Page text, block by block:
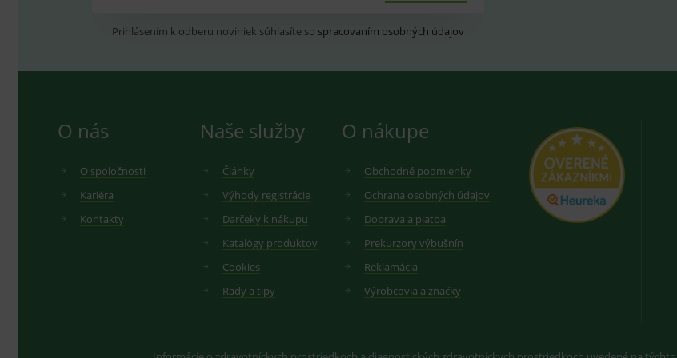
Prihlásením k odberu noviniek súhlasíte so spracovaním osobných údajov
O nás
O spoločnosti
Kariéra
Kontakty
Naše služby
Články
Výhody registrácie
Darčeky k nákupu
Katalógy produktov
Cookies
Rady a tipy
O nákupe
Obchodné podmienky
Ochrana osobných údajov
Doprava a platba
Prekurzory výbušnín
Reklamácia
Výrobcovia a značky